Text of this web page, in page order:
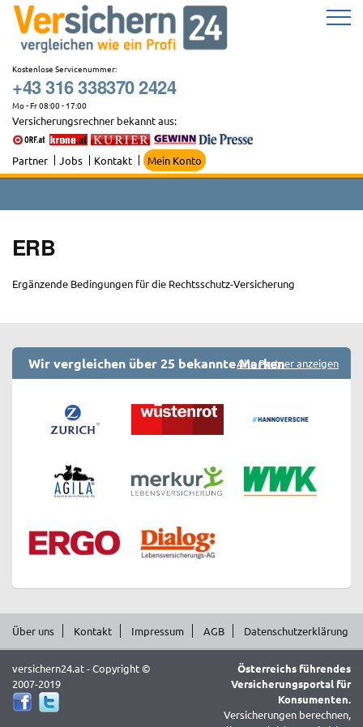
Zum
Inhalt
springen
Kostenlose Servicenummer:
+43 316 338370 2424
Mo - Fr 08:00 - 17:00
Versicherungsrechner bekannt aus:
Partner Jobs Kontakt Mein Konto
ERB
Ergänzende Bedingungen für die Rechtsschutz-Versicherung
Wir vergleichen über 25 bekannte MarkenAlle Partner anzeigen
Über uns Kontakt Impressum AGB Datenschutzerklärung
versichern24.at - Copyright ©
2007-2019
Österreichs führendes
Versicherungsportal für
Konsumenten.
Versicherungen berechnen,